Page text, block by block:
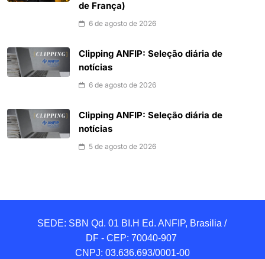
de França)
6 de agosto de 2026
Clipping ANFIP: Seleção diária de
notícias
6 de agosto de 2026
Clipping ANFIP: Seleção diária de
notícias
5 de agosto de 2026
SEDE: SBN Qd. 01 BI.H Ed. ANFIP, Brasilia /
DF - CEP: 70040-907
CNPJ: 03.636.693/0001-00